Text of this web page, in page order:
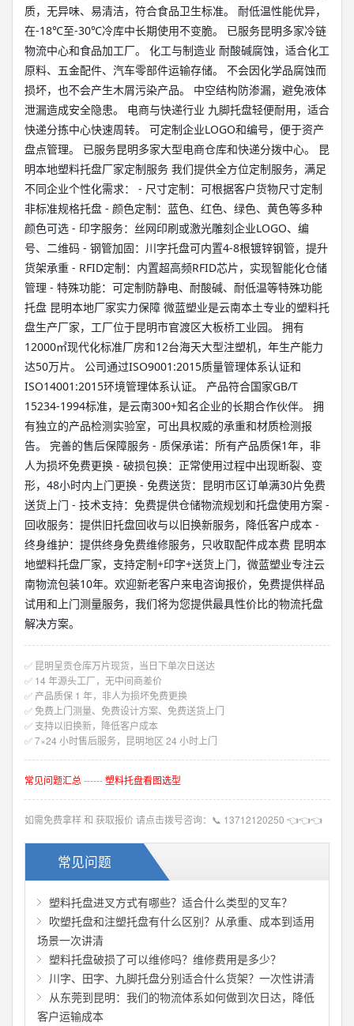
质，无异味、易清洁，符合食品卫生标准。 耐低温性能优异，
在-18℃至-30℃冷库中长期使用不变脆。 已服务昆明多家冷链
物流中心和食品加工厂。 化工与制造业 耐酸碱腐蚀，适合化工
原料、五金配件、汽车零部件运输存储。 不会因化学品腐蚀而
损坏，也不会产生木屑污染产品。 中空结构防渗漏，避免液体
泄漏造成安全隐患。 电商与快递行业 九脚托盘轻便耐用，适合
快递分拣中心快速周转。 可定制企业LOGO和编号，便于资产
盘点管理。 已服务昆明多家大型电商仓库和快递分拨中心。 昆
明本地塑料托盘厂家定制服务 我们提供全方位定制服务，满足
不同企业个性化需求： - 尺寸定制：可根据客户货物尺寸定制
非标准规格托盘 - 颜色定制：蓝色、红色、绿色、黄色等多种
颜色可选 - 印字服务：丝网印刷或激光雕刻企业LOGO、编
号、二维码 - 钢管加固：川字托盘可内置4-8根镀锌钢管，提升
货架承重 - RFID定制：内置超高频RFID芯片，实现智能化仓储
管理 - 特殊功能：可定制防静电、耐酸碱、耐低温等特殊功能
托盘 昆明本地厂家实力保障 微蓝塑业是云南本土专业的塑料托
盘生产厂家，工厂位于昆明市官渡区大板桥工业园。 拥有
12000㎡现代化标准厂房和12台海天大型注塑机，年生产能力
达50万片。 公司通过ISO9001:2015质量管理体系认证和
ISO14001:2015环境管理体系认证。 产品符合国家GB/T
15234-1994标准，是云南300+知名企业的长期合作伙伴。 拥
有独立的产品检测实验室，可出具权威的承重和材质检测报
告。 完善的售后保障服务 - 质保承诺：所有产品质保1年，非
人为损坏免费更换 - 破损包换：正常使用过程中出现断裂、变
形，48小时内上门更换 - 免费送货：昆明市区订单满30片免费
送货上门 - 技术支持：免费提供仓储物流规划和托盘使用方案 -
回收服务：提供旧托盘回收与以旧换新服务，降低客户成本 -
终身维护：提供终身免费维修服务，只收取配件成本费 昆明本
地塑料托盘厂家，支持定制+印字+送货上门，微蓝塑业专注云
南物流包装10年。欢迎新老客户来电咨询报价，免费提供样品
试用和上门测量服务，我们将为您提供最具性价比的物流托盘
解决方案。
✅ 昆明呈贡仓库万片现货，当日下单次日送达
✅ 14 年源头工厂，无中间商差价
✅ 产品质保 1 年，非人为损坏免费更换
✅ 免费上门测量、免费设计方案、免费送货上门
✅ 支持以旧换新，降低客户成本
✅ 7×24 小时售后服务，昆明地区 24 小时上门
常见问题汇总------塑料托盘看图选型
如需免费拿样 和 获取报价 请点击拨号咨询： 📞 13712120250 👈👈👈
常见问题
塑料托盘进叉方式有哪些？适合什么类型的叉车？
吹塑托盘和注塑托盘有什么区别？从承重、成本到适用
场景一次讲清
塑料托盘破损了可以维修吗？维修费用是多少？
川字、田字、九脚托盘分别适合什么货架？一次性讲清
从东莞到昆明：我们的物流体系如何做到次日达，降低
客户运输成本